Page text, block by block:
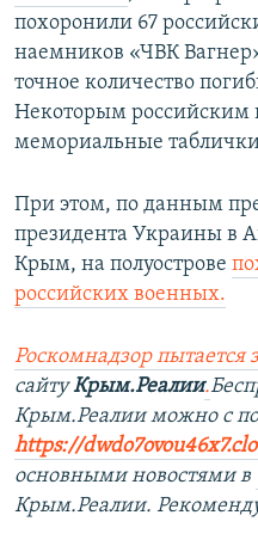
похоронили 67
наемников «ЧВК
точное количество
Некоторым
мемориальные
При этом, по данным
президента Украины в
Крым, на полуострове
российских военных.
Роскомнадзор пытается
сайтуКрым.Реалии.
Крым.Реалии можно с
https://
основными новостями в
Крым.Реалии.